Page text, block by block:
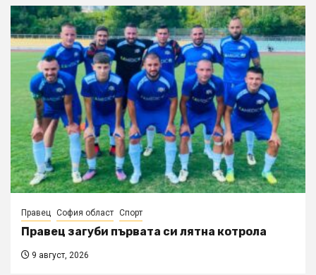
Правец София област Спорт
Правец загуби първата си лятна котрола
9 август, 2026